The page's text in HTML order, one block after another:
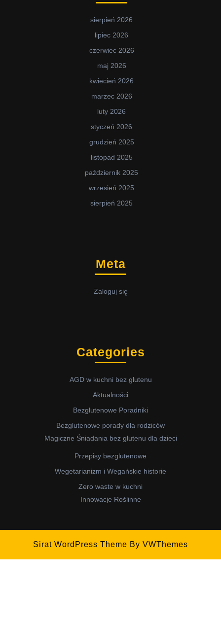
sierpień 2026
lipiec 2026
czerwiec 2026
maj 2026
kwiecień 2026
marzec 2026
luty 2026
styczeń 2026
grudzień 2025
listopad 2025
październik 2025
wrzesień 2025
sierpień 2025
Meta
Zaloguj się
Categories
AGD w kuchni bez glutenu
Aktualności
Bezglutenowe Poradniki
Bezglutenowe porady dla rodziców
Magiczne Śniadania bez glutenu dla dzieci
Przepisy bezglutenowe
Wegetarianizm i Wegańskie historie
Zero waste w kuchni
Innowacje Roślinne
Sirat WordPress Theme By VWThemes